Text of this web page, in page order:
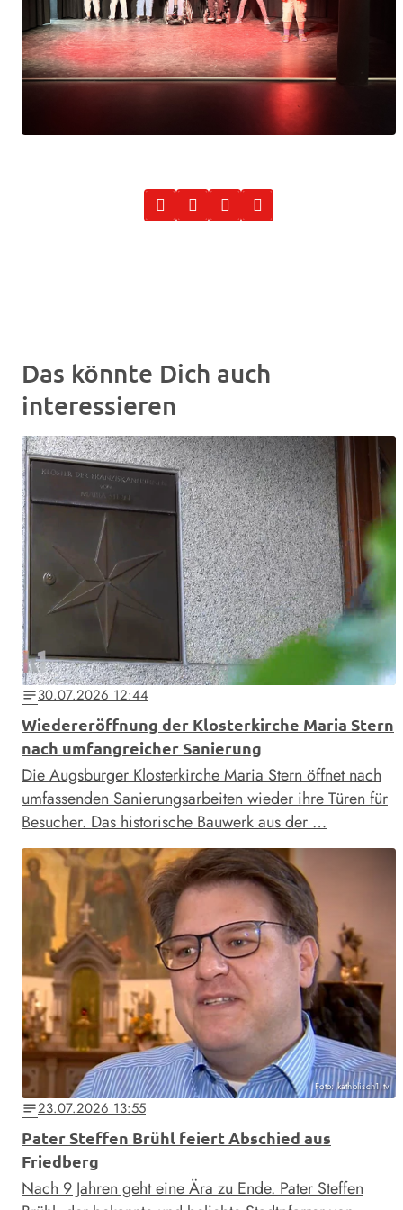
Das könnte Dich auch
interessieren
notes30.07.2026 12:44
Wiedereröffnung der Klosterkirche Maria Stern
nach umfangreicher Sanierung
Die Augsburger Klosterkirche Maria Stern öffnet nach
umfassenden Sanierungsarbeiten wieder ihre Türen für
Besucher. Das historische Bauwerk aus der …
Foto: katholisch1.tv
notes23.07.2026 13:55
Pater Steffen Brühl feiert Abschied aus
Friedberg
Nach 9 Jahren geht eine Ära zu Ende. Pater Steffen